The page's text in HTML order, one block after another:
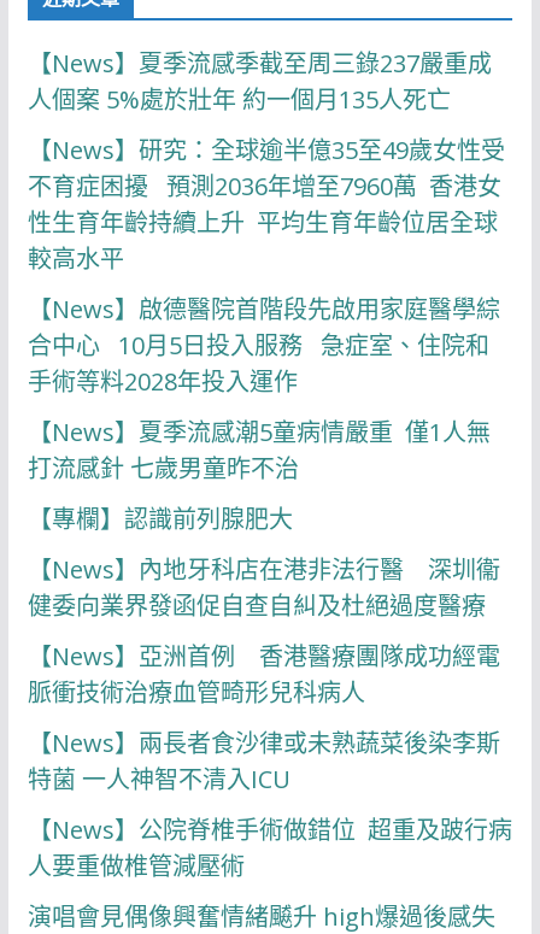
【News】夏季流感季截至周三錄237嚴重成
人個案 5%處於壯年 約一個月135人死亡
【News】研究：全球逾半億35至49歲女性受
不育症困擾 預測2036年增至7960萬 香港女
性生育年齡持續上升 平均生育年齡位居全球
較高水平
【News】啟德醫院首階段先啟用家庭醫學綜
合中心 10月5日投入服務 急症室、住院和
手術等料2028年投入運作
【News】夏季流感潮5童病情嚴重 僅1人無
打流感針 七歲男童昨不治
【專欄】認識前列腺肥大
【News】內地牙科店在港非法行醫 深圳衞
健委向業界發函促自查自糾及杜絕過度醫療
【News】亞洲首例 香港醫療團隊成功經電
脈衝技術治療血管畸形兒科病人
【News】兩長者食沙律或未熟蔬菜後染李斯
特菌 一人神智不清入ICU
【News】公院脊椎手術做錯位 超重及跛行病
人要重做椎管減壓術
演唱會見偶像興奮情緒飇升 high爆過後感失